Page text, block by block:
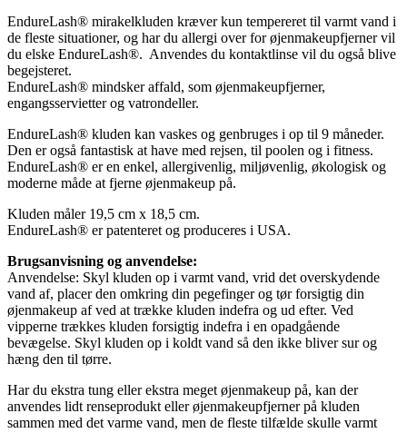
EndureLash® mirakelkluden kræver kun tempereret til varmt vand i
de fleste situationer, og har du allergi over for øjenmakeupfjerner vil
du elske EndureLash®. Anvendes du kontaktlinse vil du også blive
begejsteret.
EndureLash® mindsker affald, som øjenmakeupfjerner,
engangsservietter og vatrondeller.
EndureLash® kluden kan vaskes og genbruges i op til 9 måneder.
Den er også fantastisk at have med rejsen, til poolen og i fitness.
EndureLash® er en enkel, allergivenlig, miljøvenlig, økologisk og
moderne måde at fjerne øjenmakeup på.
Kluden måler 19,5 cm x 18,5 cm.
EndureLash® er patenteret og produceres i USA.
Brugsanvisning og anvendelse:
Anvendelse: Skyl kluden op i varmt vand, vrid det overskydende
vand af, placer den omkring din pegefinger og tør forsigtig din
øjenmakeup af ved at trække kluden indefra og ud efter. Ved
vipperne trækkes kluden forsigtig indefra i en opadgående
bevægelse. Skyl kluden op i koldt vand så den ikke bliver sur og
hæng den til tørre.
Har du ekstra tung eller ekstra meget øjenmakeup på, kan der
anvendes lidt renseprodukt eller øjenmakeupfjerner på kluden
sammen med det varme vand, men de fleste tilfælde skulle varmt